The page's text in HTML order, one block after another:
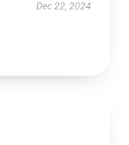
Dec 22, 2024